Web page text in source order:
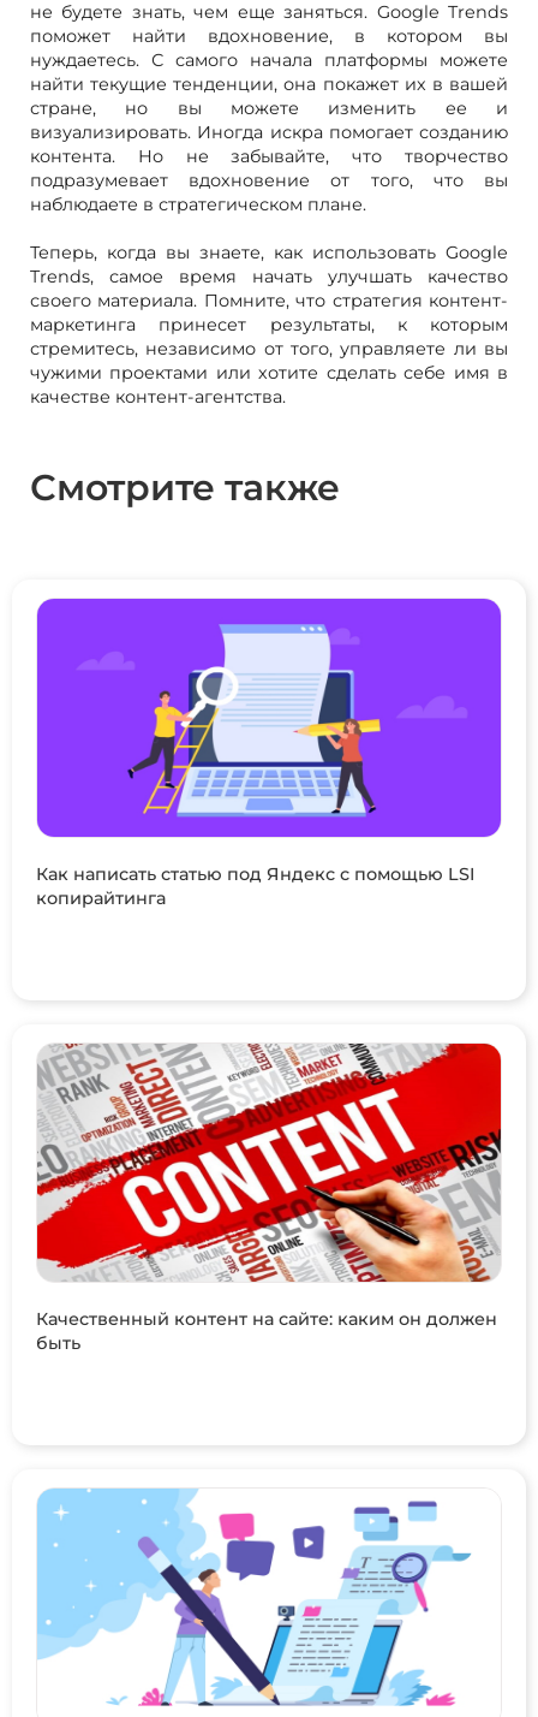
не будете знать, чем еще заняться. Google Trends
поможет найти вдохновение, в котором вы
нуждаетесь. С самого начала платформы можете
найти текущие тенденции, она покажет их в вашей
стране, но вы можете изменить ее и
визуализировать. Иногда искра помогает созданию
контента. Но не забывайте, что творчество
подразумевает вдохновение от того, что вы
наблюдаете в стратегическом плане.
Теперь, когда вы знаете, как использовать Google
Trends, самое время начать улучшать качество
своего материала. Помните, что стратегия контент-
маркетинга принесет результаты, к которым
стремитесь, независимо от того, управляете ли вы
чужими проектами или хотите сделать себе имя в
качестве контент-агентства.
Смотрите также
Как написать статью под Яндекс с помощью LSI
копирайтинга
Качественный контент на сайте: каким он должен
быть